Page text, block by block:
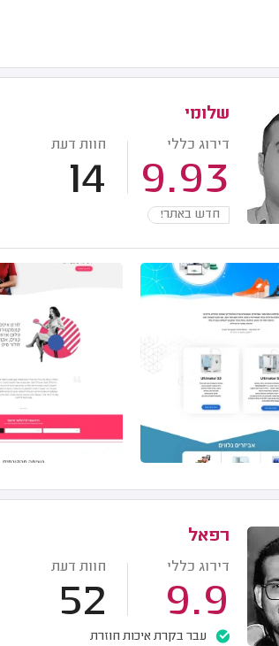
שלומי
דירוג כללי
9.93
חוות דעת
14
חדש באתר!
רפאל
דירוג כללי
9.9
חוות דעת
52
עבר בקרת איכות חוזרת